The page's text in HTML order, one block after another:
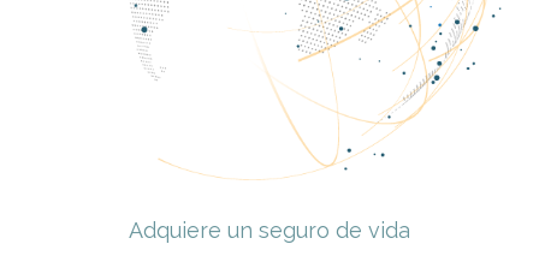
Adquiere un seguro de vida